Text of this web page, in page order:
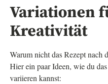
Variationen
Kreativität
Warum nicht das Rezept nach
Hier ein paar Ideen, wie du
variieren kannst: